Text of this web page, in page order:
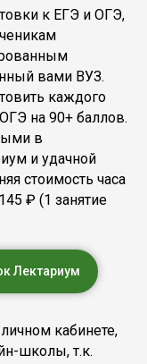
к ЕГЭ и ОГЭ,
вами ВУЗ.
каждого
на 90+ баллов.
в
и удачной
стоимость часа
₽ (1 занятие
Лектариум
кабинете,
школы, т.к.